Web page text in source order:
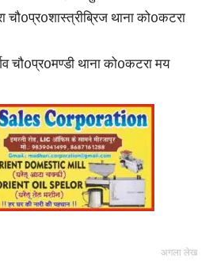
चौ0प्र0शास्त्रीब्रिज थाना को0कटरा
चौ0प्र0मण्डी थाना को0कटरा मय
अगला लेख